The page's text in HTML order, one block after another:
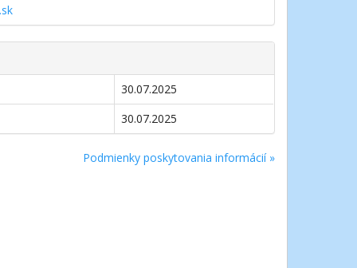
30.07.2025
30.07.2025
Podmienky poskytovania informácií »